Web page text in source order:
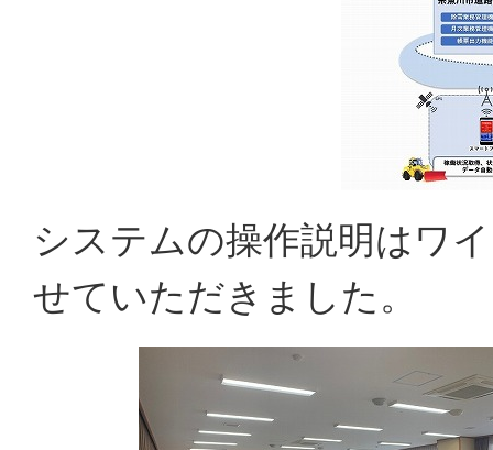
システムの操作説明はワ
せていただきました。